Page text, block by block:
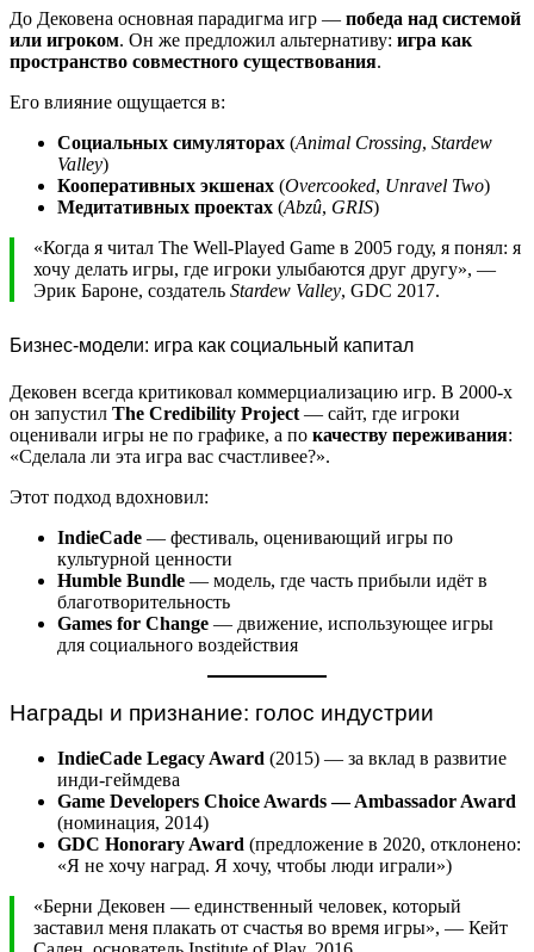
До Дековена основная парадигма игр — победа над системой
или игроком. Он же предложил альтернативу: игра как
пространство совместного существования.
Его влияние ощущается в:
Социальных симуляторах (Animal Crossing, Stardew
Valley)
Кооперативных экшенах (Overcooked, Unravel Two)
Медитативных проектах (Abzû, GRIS)
«Когда я читал The Well-Played Game в 2005 году, я понял: я
хочу делать игры, где игроки улыбаются друг другу», —
Эрик Бароне, создатель Stardew Valley, GDC 2017.
Бизнес-модели: игра как социальный капитал
Дековен всегда критиковал коммерциализацию игр. В 2000-х
он запустил The Credibility Project — сайт, где игроки
оценивали игры не по графике, а по качеству переживания:
«Сделала ли эта игра вас счастливее?».
Этот подход вдохновил:
IndieCade — фестиваль, оценивающий игры по
культурной ценности
Humble Bundle — модель, где часть прибыли идёт в
благотворительность
Games for Change — движение, использующее игры
для социального воздействия
Награды и признание: голос индустрии
IndieCade Legacy Award (2015) — за вклад в развитие
инди-геймдева
Game Developers Choice Awards — Ambassador Award
(номинация, 2014)
GDC Honorary Award (предложение в 2020, отклонено:
«Я не хочу наград. Я хочу, чтобы люди играли»)
«Берни Дековен — единственный человек, который
заставил меня плакать от счастья во время игры», — Кейт